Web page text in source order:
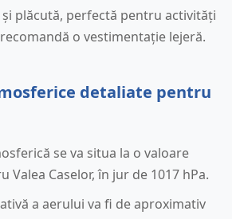
și plăcută, perfectă pentru activități
o vestimentație lejeră.
detaliate pentru
se va situa la o valoare
Valea Caselor, în jur de 1017 hPa.
a aerului va fi de aproximativ